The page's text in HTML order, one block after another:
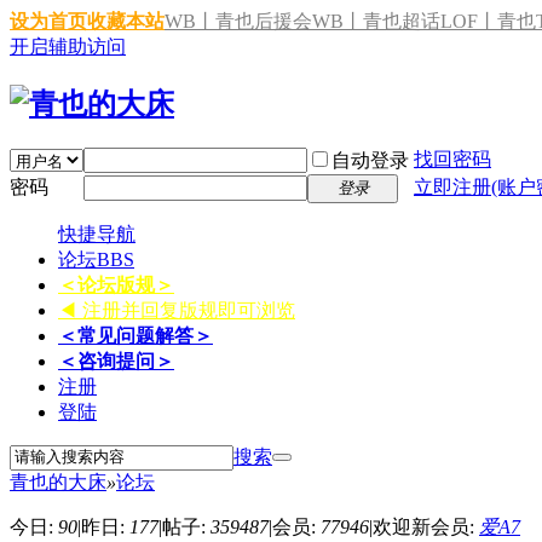
设为首页收藏本站WB丨青也后援会WB丨青也超话LOF丨青也
开启辅助访问
自动登录 找回密码
密码
登录 立即注册(账
快捷导航
论坛BBS
＜论坛版规＞
◀ 注册并回复版规即可浏览
＜常见问题解答＞
＜咨询提问＞
注册
登陆
搜索
青也的大床»论坛
今日: 90|昨日: 177|帖子: 359487|会员: 77946|欢迎新会员: 爱A7